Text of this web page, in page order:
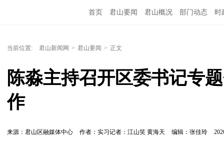
首页 君山要闻 君山概况 部门动态 时
当前位置: 君山新闻网 > 君山要闻 > 正文
陈淼主持召开区委书记专
作
来源：君山区融媒体中心 作者：实习记者：江山笑 黄海天 编辑：张佳玲